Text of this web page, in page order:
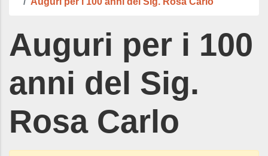
Auguri per i 100
anni del Sig.
Rosa Carlo